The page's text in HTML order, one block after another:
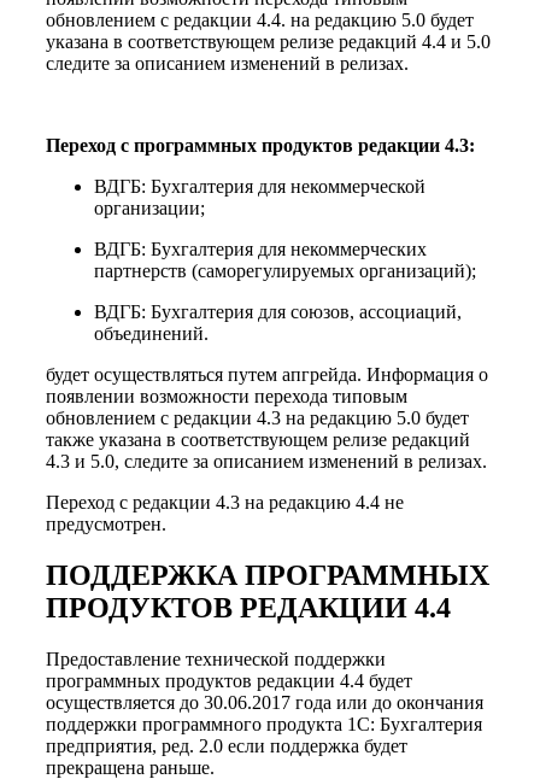
обновлением с редакции 4.4. на редакцию 5.0 будет
указана в соответствующем релизе редакций 4.4 и 5.0
следите за описанием изменений в релизах.
Переход с программных продуктов редакции 4.3:
ВДГБ: Бухгалтерия для некоммерческой
организации;
ВДГБ: Бухгалтерия для некоммерческих
партнерств (саморегулируемых организаций);
ВДГБ: Бухгалтерия для союзов, ассоциаций,
объединений.
будет осуществляться путем апгрейда. Информация о
появлении возможности перехода типовым
обновлением с редакции 4.3 на редакцию 5.0 будет
также указана в соответствующем релизе редакций
4.3 и 5.0, следите за описанием изменений в релизах.
Переход с редакции 4.3 на редакцию 4.4 не
предусмотрен.
ПОДДЕРЖКА ПРОГРАММНЫХ
ПРОДУКТОВ РЕДАКЦИИ 4.4
Предоставление технической поддержки
программных продуктов редакции 4.4 будет
осуществляется до 30.06.2017 года или до окончания
поддержки программного продукта 1С: Бухгалтерия
предприятия, ред. 2.0 если поддержка будет
прекращена раньше.